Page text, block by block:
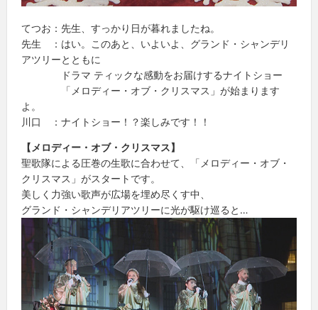
てつお：先生、すっかり日が暮れましたね。
先生 ：はい。このあと、いよいよ、グランド・シャンデリ
アツリーとともに
ドラマ ティックな感動をお届けするナイトショー
「メロディー・オブ・クリスマス」が始まります
よ。
川口 ：ナイトショー！？楽しみです！！
【メロディー・オブ・クリスマス】
聖歌隊による圧巻の生歌に合わせて、「メロディー・オブ・
クリスマス」がスタートです。
美しく力強い歌声が広場を埋め尽くす中、
グランド・シャンデリアツリーに光が駆け巡ると…